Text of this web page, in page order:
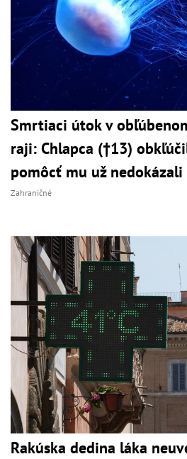
Smrtiaci útok v
raji: Chlapca (†13)
pomôcť mu už nedokázali
Zahraničné
Rakúska dedina láka